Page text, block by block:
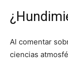
Al comentar
ciencias